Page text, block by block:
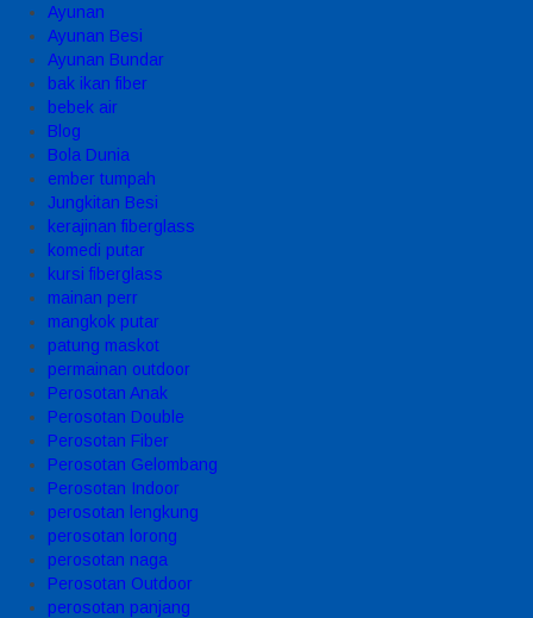
Ayunan
Ayunan Besi
Ayunan Bundar
bak ikan fiber
bebek air
Blog
Bola Dunia
ember tumpah
Jungkitan Besi
kerajinan fiberglass
komedi putar
kursi fiberglass
mainan perr
mangkok putar
patung maskot
permainan outdoor
Perosotan Anak
Perosotan Double
Perosotan Fiber
Perosotan Gelombang
Perosotan Indoor
perosotan lengkung
perosotan lorong
perosotan naga
Perosotan Outdoor
perosotan panjang